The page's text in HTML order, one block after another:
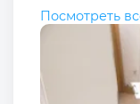
Посмотреть